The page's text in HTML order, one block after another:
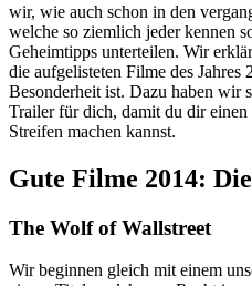
wir, wie auch schon in den
welche so ziemlich jeder kennen
Geheimtipps unterteilen. Wir
die aufgelisteten Filme des
Besonderheit ist. Dazu haben wir
Trailer für dich, damit du dir
Streifen machen kannst.
Gute Filme 2014:
The Wolf of Wallstreet
Wir beginnen gleich mit einem